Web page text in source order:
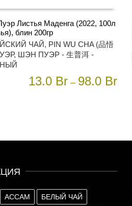
ПАРАМЕТРЫ
Листья Маденга (2022, 100л
блин 200гр
ЧАЙ, PIN WU CHA (品悟
, ШЭН ПУЭР - 生普洱 -
13.0 Br – 98.0 Br
АССАМ БЕЛЫЙ ЧАЙ